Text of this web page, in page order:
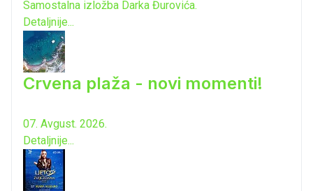
Samostalna izložba Darka Đurovića.
Detaljnije...
Crvena plaža - novi momenti!
07. Avgust. 2026.
Detaljnije...